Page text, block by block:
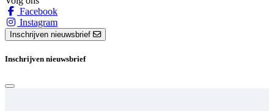
Facebook
Instagram
Inschrijven nieuwsbrief
Inschrijven nieuwsbrief